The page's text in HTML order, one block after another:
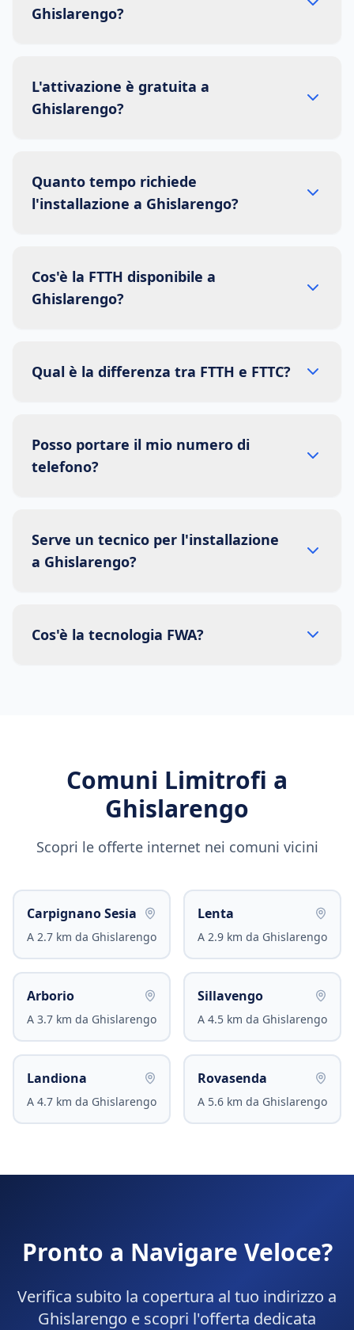
Ghislarengo?
L'attivazione è gratuita a
Ghislarengo?
Quanto tempo richiede
l'installazione a Ghislarengo?
Cos'è la FTTH disponibile a
Ghislarengo?
Qual è la differenza tra FTTH e FTTC?
Posso portare il mio numero di
telefono?
Serve un tecnico per l'installazione
a Ghislarengo?
Cos'è la tecnologia FWA?
Comuni Limitrofi a
Ghislarengo
Scopri le offerte internet nei comuni vicini
Carpignano Sesia
A 2.7 km da Ghislarengo
Lenta
A 2.9 km da Ghislarengo
Arborio
A 3.7 km da Ghislarengo
Sillavengo
A 4.5 km da Ghislarengo
Landiona
A 4.7 km da Ghislarengo
Rovasenda
A 5.6 km da Ghislarengo
Pronto a Navigare Veloce?
Verifica subito la copertura al tuo indirizzo a
Ghislarengo e scopri l'offerta dedicata